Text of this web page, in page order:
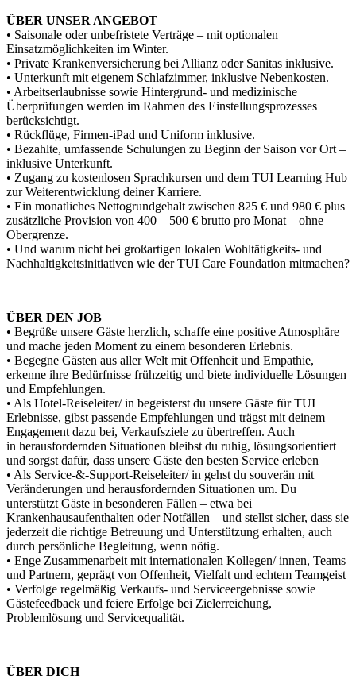
ÜBER UNSER ANGEBOT
• Saisonale oder unbefristete Verträge – mit optionalen
Einsatzmöglichkeiten im Winter.
• Private Krankenversicherung bei Allianz oder Sanitas inklusive.
• Unterkunft mit eigenem Schlafzimmer, inklusive Nebenkosten.
• Arbeitserlaubnisse sowie Hintergrund- und medizinische
Überprüfungen werden im Rahmen des Einstellungsprozesses
berücksichtigt.
• Rückflüge, Firmen-iPad und Uniform inklusive.
• Bezahlte, umfassende Schulungen zu Beginn der Saison vor Ort –
inklusive Unterkunft.
• Zugang zu kostenlosen Sprachkursen und dem TUI Learning Hub
zur Weiterentwicklung deiner Karriere.
• Ein monatliches Nettogrundgehalt zwischen 825 € und 980 € plus
zusätzliche Provision von 400 – 500 € brutto pro Monat – ohne
Obergrenze.
• Und warum nicht bei großartigen lokalen Wohltätigkeits- und
Nachhaltigkeitsinitiativen wie der TUI Care Foundation mitmachen?
ÜBER DEN JOB
• Begrüße unsere Gäste herzlich, schaffe eine positive Atmosphäre
und mache jeden Moment zu einem besonderen Erlebnis.
• Begegne Gästen aus aller Welt mit Offenheit und Empathie,
erkenne ihre Bedürfnisse frühzeitig und biete individuelle Lösungen
und Empfehlungen.
• Als Hotel-Reiseleiter/ in begeisterst du unsere Gäste für TUI
Erlebnisse, gibst passende Empfehlungen und trägst mit deinem
Engagement dazu bei, Verkaufsziele zu übertreffen. Auch
in herausfordernden Situationen bleibst du ruhig, lösungsorientiert
und sorgst dafür, dass unsere Gäste den besten Service erleben
• Als Service-&-Support-Reiseleiter/ in gehst du souverän mit
Veränderungen und herausfordernden Situationen um. Du
unterstützt Gäste in besonderen Fällen – etwa bei
Krankenhausaufenthalten oder Notfällen – und stellst sicher, dass sie
jederzeit die richtige Betreuung und Unterstützung erhalten, auch
durch persönliche Begleitung, wenn nötig.
• Enge Zusammenarbeit mit internationalen Kollegen/ innen, Teams
und Partnern, geprägt von Offenheit, Vielfalt und echtem Teamgeist
• Verfolge regelmäßig Verkaufs- und Serviceergebnisse sowie
Gästefeedback und feiere Erfolge bei Zielerreichung,
Problemlösung und Servicequalität.
ÜBER DICH